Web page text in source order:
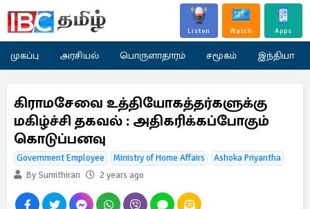
Listen Watch Apps
முகப்பு அரசியல் பொருளாதாரம் சமூகம் இந்தியா
கிராமசேவை உத்தியோகத்தர்களுக்கு
மகிழ்ச்சி தகவல் : அதிகரிக்கப்போகும்
கொடுப்பனவு
Government Employee Ministry of Home Affairs
Ashoka Priyantha
By Sumithiran
2 years ago